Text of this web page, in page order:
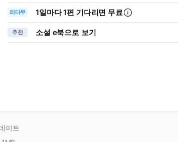
리다무 1일마다1편 기다리면 무료
추천 소설 e북으로 보기
이트